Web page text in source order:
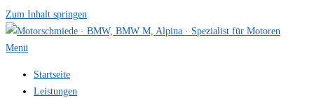
Zum Inhalt springen
Menü
Startseite
Leistungen